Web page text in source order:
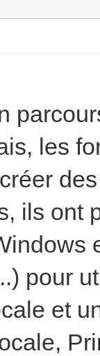
les
ils ont
pour
et